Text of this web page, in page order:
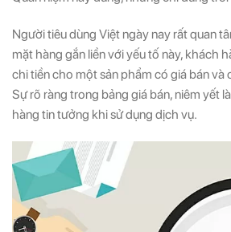
Người tiêu dùng Việt ngày nay rất quan
mặt hàng gắn liền với yếu tố này, khách
chi tiền cho một sản phẩm có giá bán và
Sự rõ ràng trong bảng giá bán, niêm yết
hàng tin tưởng khi sử dụng dịch vụ.